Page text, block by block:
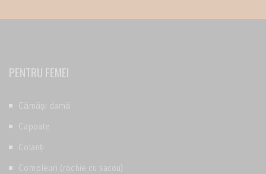
PENTRU FEMEI
Cămăși damă
Capoate
Colanți
Compleuri (rochie cu sacou)